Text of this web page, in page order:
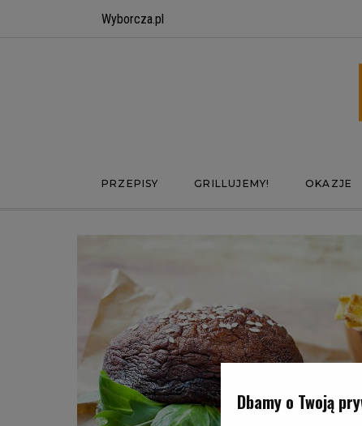
Wyborcza.pl
PRZEPISY GRILLUJEMY! OKAZJE
Dbamy o Twoją